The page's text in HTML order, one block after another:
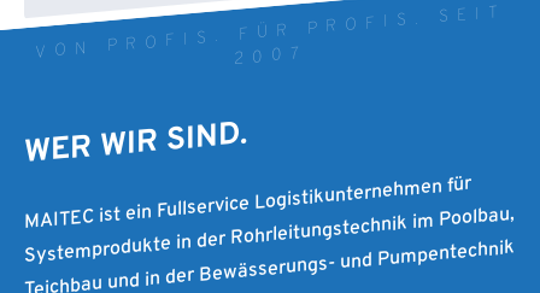
VON PROFIS. FÜR PROFIS. SEIT
2007
WER WIR SIND.
MAITEC ist ein Fullservice Logistikunternehmen für
Systemprodukte in der Rohrleitungstechnik im Poolbau,
Teichbau und in der Bewässerungs- und Pumpentechnik